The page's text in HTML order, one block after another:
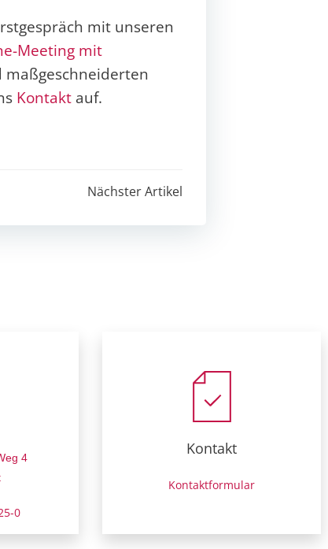
mit unseren
Meeting mit
maßgeschneiderten
Kontakt auf.
Nächster Artikel
4
0
Kontakt
Kontaktformular